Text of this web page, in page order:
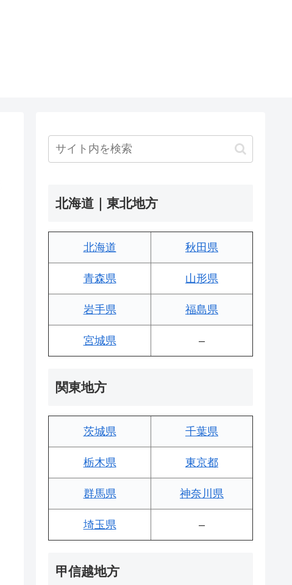
北海道｜東北地方
北海道 秋田県
青森県 山形県
岩手県 福島県
宮城県 –
関東地方
茨城県 千葉県
栃木県 東京都
群馬県 神奈川県
埼玉県 –
甲信越地方